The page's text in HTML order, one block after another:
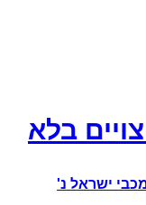
בלא
10-22 תנועת מכבי ישראל נ'